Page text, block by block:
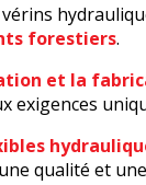
forestiers.
et la
exigences
qualité et